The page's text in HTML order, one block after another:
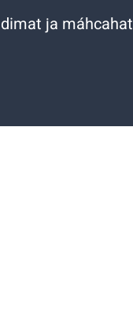
ja máhcahat